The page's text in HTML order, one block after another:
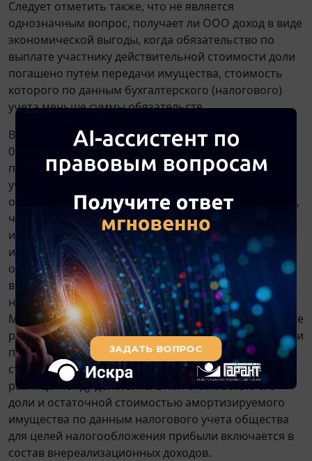
Следует отметить также, что не является
однозначным вопрос, получает ли ООО доход в виде
экономической выгоды, когда обязательство по
выплате участнику действительной стоимости доли
погашено путем передачи имущества, стоимость
которого по данным бухгалтерского (налогового)
учета меньше суммы обязательств.
В
Минфина России от 19.12.2008 N 03-03-
06/2/174 финансовое ведомство, указав на то, что
перечень внереализационных доходов,
учитываемых для целей налогообложения прибыли
организаций, является открытым, выразило мнение,
что при выплате участнику общества ДСД
имуществом разница между стоимостью такого
имущества, отраженной в налоговом учете
общества, и его рыночной стоимостью признается
внереализационным доходом общества для целей
налогообложения прибыли организаций. Вписьме
Минфина России от 24.09.2008 N 03-03-06/2/127 также
разъяснено, что в случае выхода участника из ООО и
передачи ему в счет оплаты действительной
стоимости его доли амортизируемого имущества
разница между действительной стоимостью его
доли и остаточной стоимостью амортизируемого
имущества по данным налогового учета общества
для целей налогообложения прибыли включается в
состав внереализационных доходов.